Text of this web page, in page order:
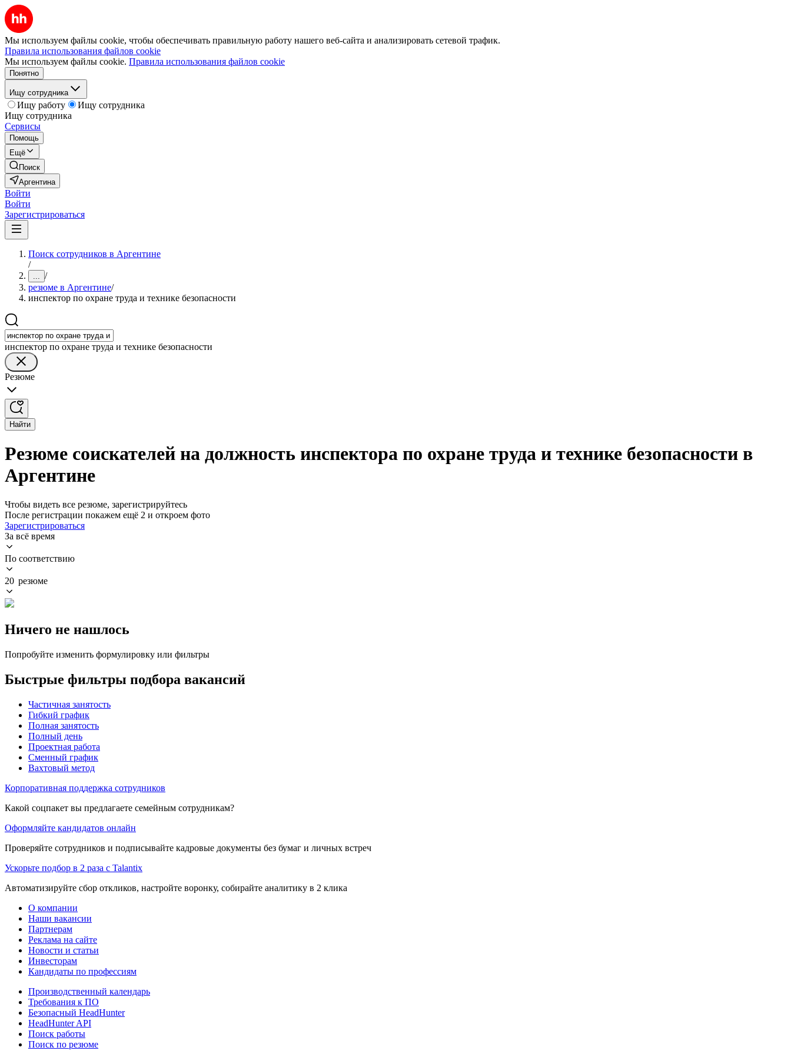
Мы используем файлы cookie, чтобы обеспечивать правильную работу нашего веб-сайта и анализировать сетевой трафик.
Правила использования файлов cookie
Мы используем файлы cookie. Правила использования файлов cookie
Понятно
Ищу сотрудника
Ищу работу
Ищу сотрудника
Ищу сотрудника
Сервисы
Помощь
Ещё
Поиск
Аргентина
Войти
Войти
Зарегистрироваться
Поиск сотрудников в Аргентине
/
... /
резюме в Аргентине/
инспектор по охране труда и технике безопасности
инспектор по охране труда и технике безопасности
Резюме
Найти
Резюме соискателей на должность инспектора по охране труда и технике безопасности в
Аргентине
Чтобы видеть все резюме, зарегистрируйтесь
После регистрации покажем ещё 2 и откроем фото
Зарегистрироваться
За всё время
По соответствию
20 резюме
Ничего не нашлось
Попробуйте изменить формулировку или фильтры
Быстрые фильтры подбора вакансий
Частичная занятость
Гибкий график
Полная занятость
Полный день
Проектная работа
Сменный график
Вахтовый метод
Корпоративная поддержка сотрудников
Какой соцпакет вы предлагаете семейным сотрудникам?
Оформляйте кандидатов онлайн
Проверяйте сотрудников и подписывайте кадровые документы без бумаг и личных встреч
Ускорьте подбор в 2 раза с Talantix
Автоматизируйте сбор откликов, настройте воронку, собирайте аналитику в 2 клика
О компании
Наши вакансии
Партнерам
Реклама на сайте
Новости и статьи
Инвесторам
Кандидаты по профессиям
Производственный календарь
Требования к ПО
Безопасный HeadHunter
HeadHunter API
Поиск работы
Поиск по резюме